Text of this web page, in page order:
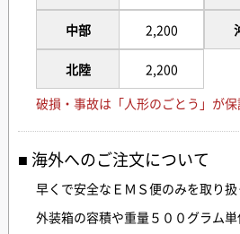
中部
北陸
2,200
2,200
破損・事故は「人形のごとう」が保
海外へのご注文について
早くで安全なＥＭＳ便のみを取り扱
外装箱の容積や重量５００グラム単